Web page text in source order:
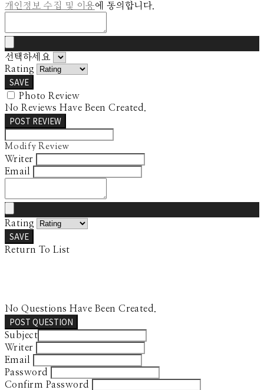
개인정보 수집 및 이용에 동의합니다.
선택하세요
Rating
SAVE
Photo Review
No Reviews Have Been Created.
POST REVIEW
Modify Review
Writer
Email
Rating
SAVE
Return To List
No Questions Have Been Created.
POST QUESTION
Subject
Writer
Email
Password
Confirm Password